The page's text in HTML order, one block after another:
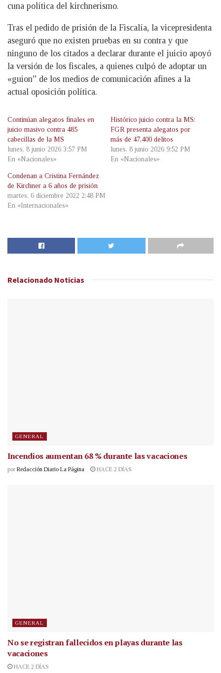
cuna política del kirchnerismo.
Tras el pedido de prisión de la Fiscalía, la vicepresidenta
aseguró que no existen pruebas en su contra y que
ninguno de los citados a declarar durante el juicio apoyó
la versión de los fiscales, a quienes culpó de adoptar un
«guion” de los medios de comunicación afines a la
actual oposición política.
Continúan alegatos finales en
juicio masivo contra 485
cabecillas de la MS
lunes, 8 junio 2026 3:57 PM
En «Nacionales»
Histórico juicio contra la MS:
FGR presenta alegatos por
más de 47,400 delitos
lunes, 8 junio 2026 9:52 PM
En «Nacionales»
Condenan a Cristina Fernández
de Kirchner a 6 años de prisión
martes, 6 diciembre 2022 2:48 PM
En «Internacionales»
Relacionado Noticias
GENERAL
Incendios aumentan 68 % durante las vacaciones
por Redacción Diario La Página HACE 2 DÍAS
GENERAL
No se registran fallecidos en playas durante las
vacaciones
HACE 2 DÍAS